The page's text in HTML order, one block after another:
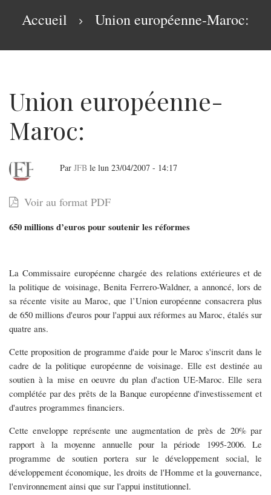
d'Ariane
Accueil Union européenne-Maroc:
Union européenne-
Maroc:
Union
européenne-
Maroc:
Par JFB le lun 23/04/2007 - 14:17
Voir au format PDF
650 millions d’euros pour soutenir les réformes
La Commissaire européenne chargée des relations extérieures et de
la politique de voisinage, Benita Ferrero-Waldner, a annoncé, lors de
sa récente visite au Maroc, que l’Union européenne consacrera plus
de 650 millions d'euros pour l'appui aux réformes au Maroc, étalés sur
quatre ans.
Cette proposition de programme d'aide pour le Maroc s'inscrit dans le
cadre de la politique européenne de voisinage. Elle est destinée au
soutien à la mise en oeuvre du plan d'action UE-Maroc. Elle sera
complétée par des prêts de la Banque européenne d'investissement et
d'autres programmes financiers.
Cette enveloppe représente une augmentation de près de 20% par
rapport à la moyenne annuelle pour la période 1995-2006. Le
programme de soutien portera sur le développement social, le
développement économique, les droits de l'Homme et la gouvernance,
l'environnement ainsi que sur l'appui institutionnel.